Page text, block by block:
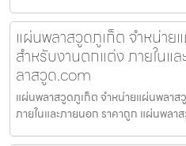
แผ่นพลาสวูดภูเก็ต จำหน่าย
สำหรับงานตกแต่ง ภายในแ
ลาสวูด.com
แผ่นพลาสวูดภูเก็ต จำหน่ายแผ่นพลาส
ภายในและภายนอก ราคาถูก แผ่นพล